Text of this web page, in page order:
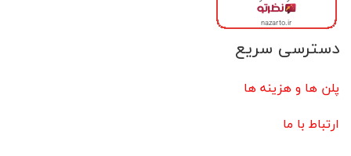
دسترسی سریع
پلن ها و هزینه ها
ارتباط با ما